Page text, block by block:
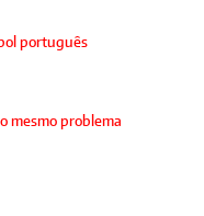
português
mesmo problema